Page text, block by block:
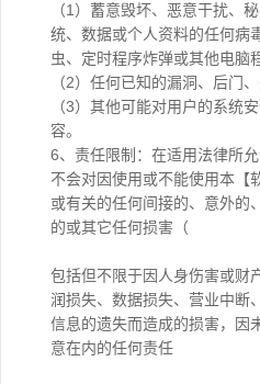
（1）蓄意毁坏、恶意干扰、
统、数据或个人资料的任何病
虫、定时程序炸弹或其他电脑
（2）任何已知的漏洞、后门、
（3）其他可能对用户的系统
容。
6、责任限制：在适用法律所
不会对因使用或不能使用本【
或有关的任何间接的、意外的
的或其它任何损害（
包括但不限于因人身伤害或财
润损失、数据损失、营业中断
信息的遗失而造成的损害，因
意在内的任何责任